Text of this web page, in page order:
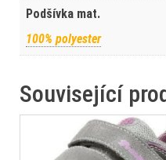
Podšívka mat.
100% polyester
Související